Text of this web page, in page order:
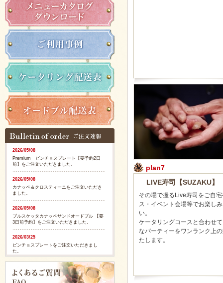
2026/05/08
Premium ピンチョスプレート【要予約2日
前】をご注文いただきました。
2026/05/08
カナッペ＆クロスティーニをご注文いただき
ました。
2026/05/08
ブルスケッタカナッペサンドオードブル 【要
3日前予約】をご注文いただきました。
2026/03/25
ピンチョスプレートをご注文いただきまし
た。
ピンチョスプレートをご注文いただきまし
た。
plan7
LIVE寿司【SUZAKU】
その場で握るLive寿司をご自
ス・イベント会場等でお楽し
い。
ケータリングコースと合わせ
なパーティーをワンランク上
たします。